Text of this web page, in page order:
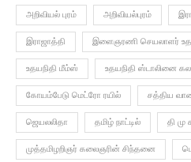
அறிவியல் புரம் அறிவியல்புரம்
இராஜாத்தி இளைஞரணி செயலாளர்
உதயநிதி மீம்ஸ் உதயநிதி ஸ்டாலினை
கோயம்பேடு மெட்ரோ ரயில் சத்திய
ஜெயலலிதா தமிழ் நாட்டில் தி மு
முத்தமிழறிஞர் கலைஞரின் சிந்தனை